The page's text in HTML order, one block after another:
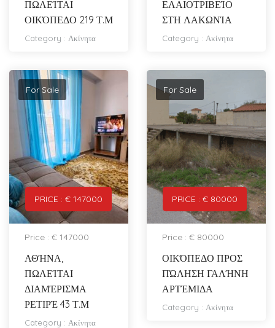
ΠΩΛΕΊΤΑΙ
ΟΙΚΌΠΕΔΟ 219 Τ.Μ
Category : Ακίνητα
ΕΛΑΙΟΤΡΙΒΕΊΟ
ΣΤΗ ΛΑΚΩΝΊΑ
Category : Ακίνητα
PRICE : € 147000
For Sale
Price : € 147000
ΑΘΉΝΑ,
ΠΩΛΕΊΤΑΙ
ΔΙΑΜΈΡΙΣΜΑ
ΡΕΤΙΡΈ 43 Τ.Μ
Category : Ακίνητα
PRICE : € 80000
For Sale
Price : € 80000
ΟΙΚΌΠΕΔΟ ΠΡΟΣ
ΠΏΛΗΣΗ ΓΑΛΉΝΗ
ΑΡΤΈΜΙΔΑ
Category : Ακίνητα